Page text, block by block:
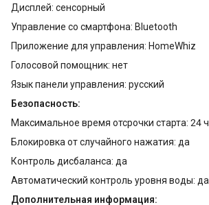
Дисплей: сенсорный
Управление со смартфона: Bluetooth
Приложение для управления: HomeWhiz
Голосовой помощник: нет
Язык панели управления: русский
Безопасность:
Максимальное время отсрочки старта: 24 ч
Блокировка от случайного нажатия: да
Контроль дисбаланса: да
Автоматический контроль уровня воды: да
Дополнительная информация: